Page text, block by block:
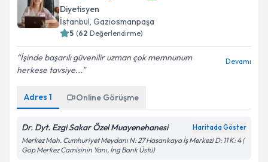
Diyetisyen
İstanbul, Gaziosmanpaşa
5 (62 Değerlendirme)
İşinde başarılı güvenilir uzman çok memnunum
herkese tavsiye...
Devamı
Adres 1 Online Görüşme
Dr. Dyt. Ezgi Sakar Özel Muayenehanesi Haritada Göster
Merkez Mah. Cumhuriyet Meydanı N: 27 Hasankaya İş Merkezi D: 11 K: 4 (
Gop Merkez Camisinin Yanı, İng Bank Üstü)